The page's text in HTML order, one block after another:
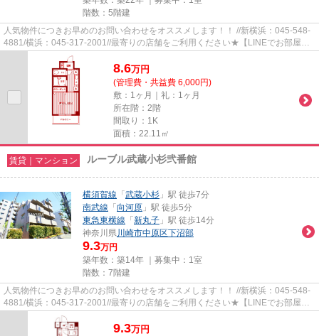
階数：5階建
人気物件につきお早めのお問い合わせをオススメします！！ //新横浜：045-548-
4881/横浜：045-317-2001//最寄りの店舗をご利用ください★【LINEでお部屋探
し】【初期費用分割払い】【19...
8.6万円
(管理費・共益費 6,000円)
敷：1ヶ月｜礼：1ヶ月
所在階：2階
間取り：1K
面積：22.11㎡
賃貸｜マンション ルーブル武蔵小杉弐番館
横須賀線 「 武蔵小杉 」駅 徒歩7分
南武線 「 向河原 」駅 徒歩5分
東急東横線 「 新丸子 」駅 徒歩14分
神奈川県川崎市中原区下沼部
9.3万円
築年数：築14年 ｜募集中： 1室
階数：7階建
人気物件につきお早めのお問い合わせをオススメします！！ //新横浜：045-548-
4881/横浜：045-317-2001//最寄りの店舗をご利用ください★【LINEでお部屋探
し】【初期費用分割払い】【19...
9.3万円